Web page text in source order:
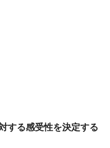
する感受性を決定する